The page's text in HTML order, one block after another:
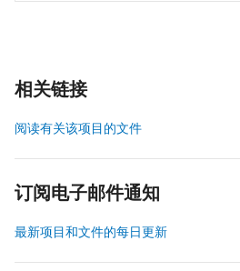
相关链接
阅读有关该项目的文件
订阅电子邮件通知
最新项目和文件的每日更新